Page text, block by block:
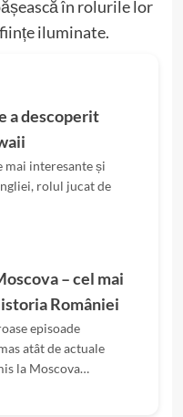
în rolurile lor
iluminate.
a descoperit
mai interesante și
rolul jucat de
– cel mai
României
episoade
atât de actuale
la Moscova…